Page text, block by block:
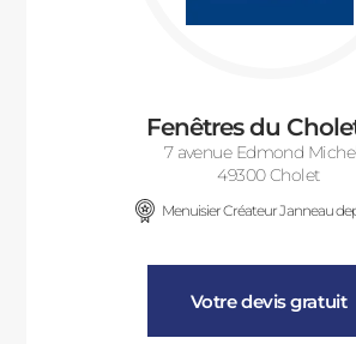
Fenêtres du
7 avenue Edmond
49300 Cholet
Menuisier Créateur Janneau
Votre devis gratuit